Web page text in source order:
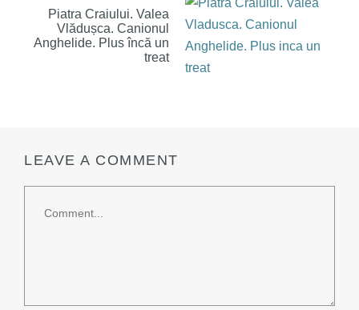
Piatra Craiului. Valea
Vlădușca. Canionul
Anghelide. Plus încă un
treat
LEAVE A COMMENT